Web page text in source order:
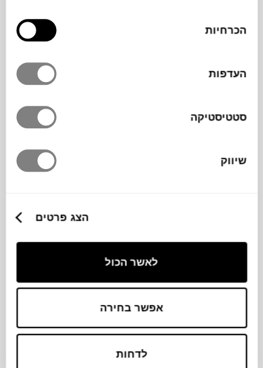
הסכמה
הכרחיות
העדפות
סטטיסטיקה
שיווק
הצג פרטים
לאשר הכול
אפשר בחירה
לדחות
המבנה הרחב והעמוק של הספה, ומעניקה לה
אפרפר משתלב בקלות בחללים רבים, ומייצר